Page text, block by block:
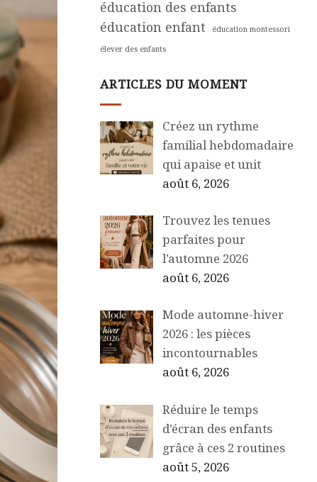
éducation des enfants
éducation enfant
éducation montessori
élever des enfants
ARTICLES DU MOMENT
Créez un rythme
familial hebdomadaire
qui apaise et unit
août 6, 2026
Trouvez les tenues
parfaites pour
l’automne 2026
août 6, 2026
Mode automne-hiver
2026 : les pièces
incontournables
août 6, 2026
Réduire le temps
d’écran des enfants
grâce à ces 2 routines
août 5, 2026